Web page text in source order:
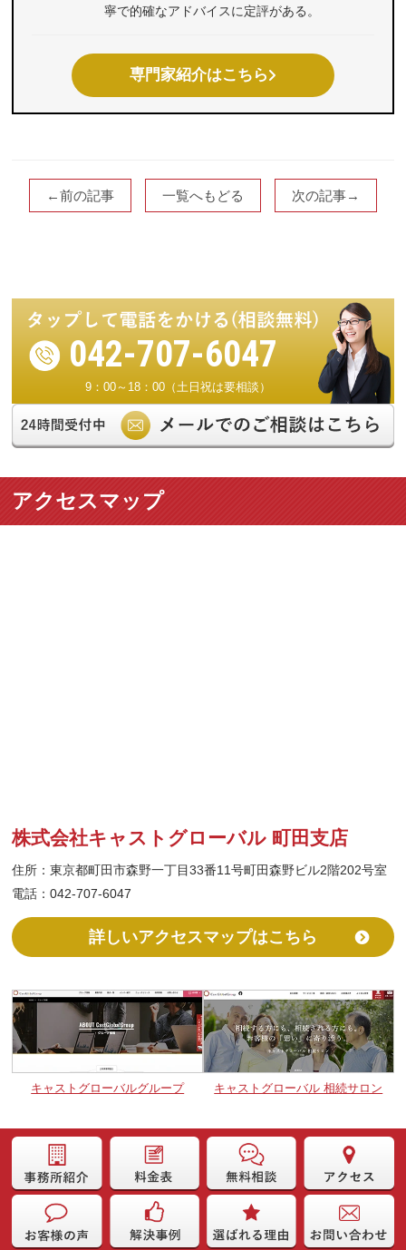
寧で的確なアドバイスに定評がある。
専門家紹介はこちら
←前の記事 一覧へもどる 次の記事→
042-707-6047
9：00～18：00（土日祝は要相談）
アクセスマップ
株式会社キャストグローバル 町田支店
住所：東京都町田市森野一丁目33番11号町田森野ビル2階202号室
電話：042-707-6047
詳しいアクセスマップはこちら
キャストグローバルグループ キャストグローバル 相続サロン